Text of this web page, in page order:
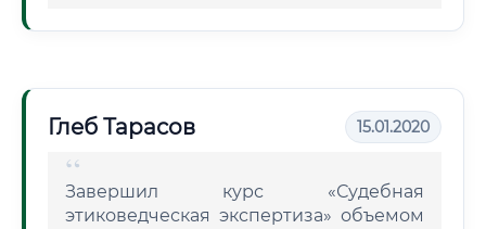
Глеб Тарасов 15.01.2020
Завершил курс «Судебная
этиковедческая экспертиза» объемом